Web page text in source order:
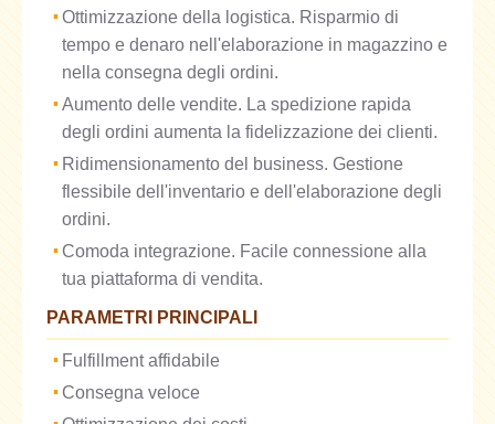
Ottimizzazione della logistica. Risparmio di
tempo e denaro nell'elaborazione in magazzino e
nella consegna degli ordini.
Aumento delle vendite. La spedizione rapida
degli ordini aumenta la fidelizzazione dei clienti.
Ridimensionamento del business. Gestione
flessibile dell'inventario e dell'elaborazione degli
ordini.
Comoda integrazione. Facile connessione alla
tua piattaforma di vendita.
PARAMETRI PRINCIPALI
Fulfillment affidabile
Consegna veloce